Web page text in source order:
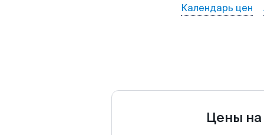
Календарь цен
Цены